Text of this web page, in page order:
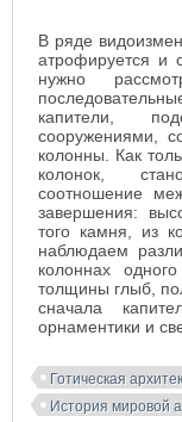
В ряде
атрофируется и
нужно
капители,
сооружениями,
колонны. Как
колонок,
соотношение
завершения:
того камня, из
наблюдаем
колоннах
толщины глыб,
сначала
орнаментики и
Готическая
История мировой